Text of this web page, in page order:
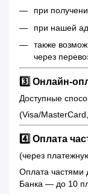
при
при нашей
также
через
3️⃣ Онлайн-
Доступные
(Visa/
4️⃣ Оплата
(через
Оплата частями
Банка — до 10